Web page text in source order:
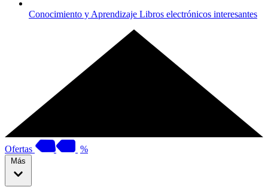
Conocimiento y Aprendizaje Libros electrónicos interesantes
Ofertas %
Más